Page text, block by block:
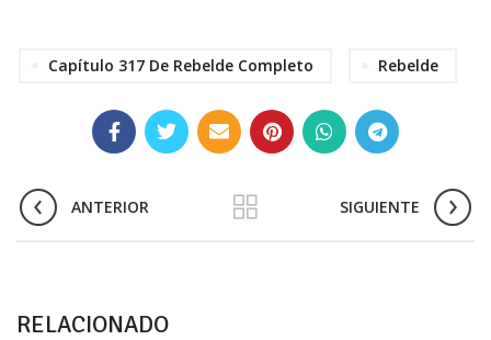
Capítulo 317 De Rebelde Completo Rebelde
ANTERIOR SIGUIENTE
RELACIONADO